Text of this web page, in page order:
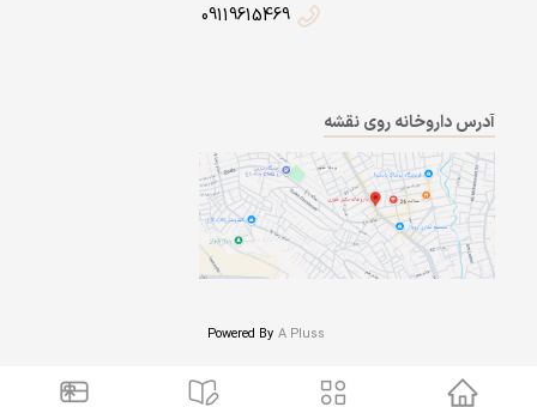
09119615469
آدرس داروخانه روی نقشه
A Pluss
Powered By